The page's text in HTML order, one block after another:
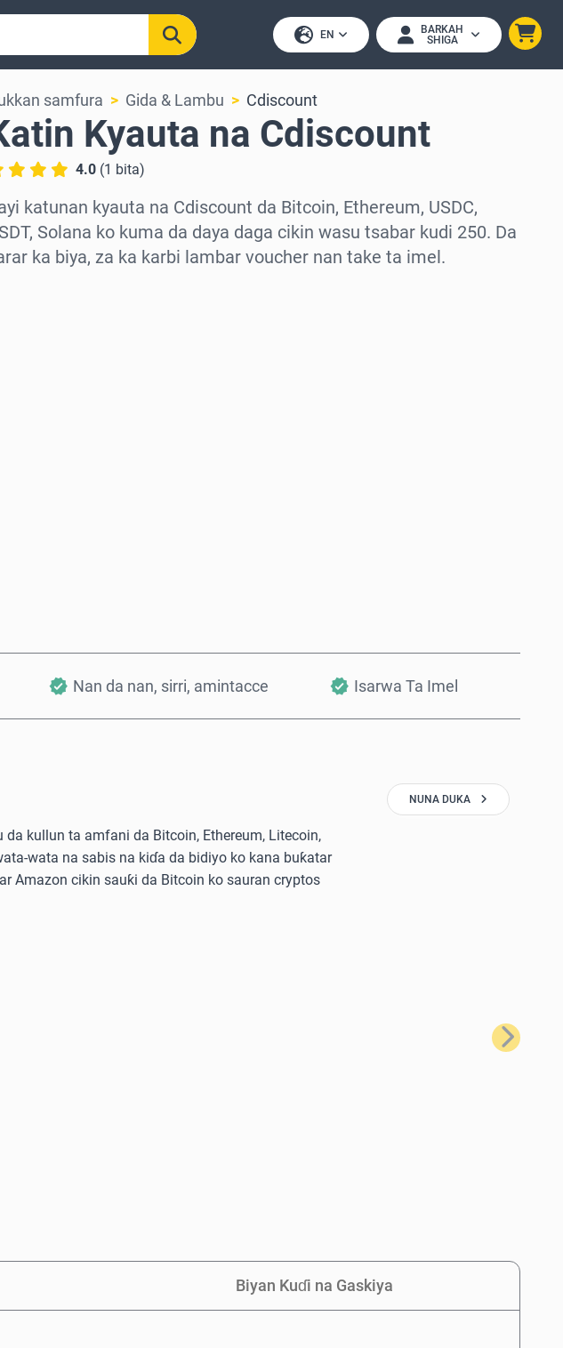
EN
BARKAH
SHIGA
samfura Gida & Lambu Cdiscount
Kyauta na Cdiscount
4.0 (1 bita)
katunan kyauta na Cdiscount da Bitcoin, Ethereum, USDC,
Solana ko kuma da daya daga cikin wasu tsabar kudi 250. Da
ka biya, za ka karbi lambar voucher nan take ta imel.
Nan da nan, sirri, amintacce Isarwa Ta Imel
kullun ta amfani da Bitcoin, Ethereum, Litecoin,
wata na sabis na kiɗa da bidiyo ko kana buƙatar
Amazon cikin sauƙi da Bitcoin ko sauran cryptos
NUNA DUKA
Na Gaba
Biyan Kuɗi na Gaskiya